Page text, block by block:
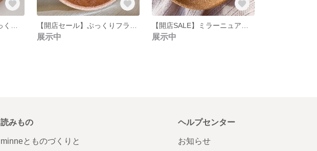
展示中 展示中
読みもの
minneとものづくりと
ヘルプセンター
お知らせ